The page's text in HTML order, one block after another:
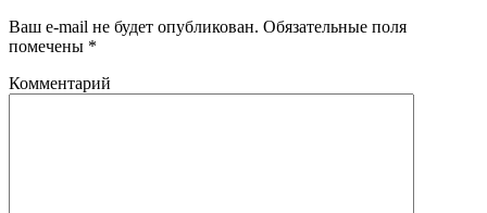
Ваш e-mail не будет опубликован. Обязательные поля
помечены *
Комментарий